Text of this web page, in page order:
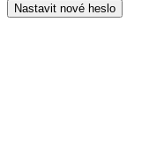
Nastavit nové heslo